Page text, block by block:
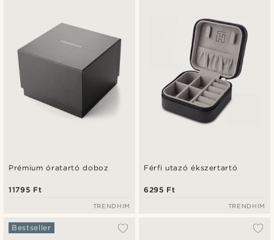
Legalacsonyabb ár
Legmagasabb ár
Prémium óratartó doboz
11795 Ft
TRENDHIM
Férfi utazó ékszertartó
6295 Ft
TRENDHIM
Bestseller